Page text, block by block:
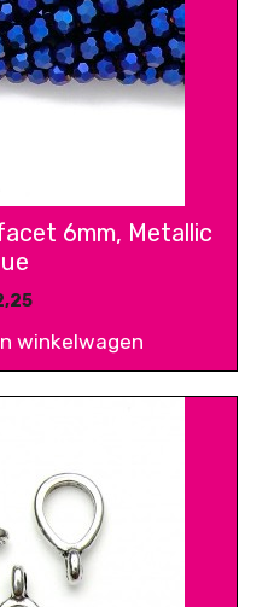
6mm, Metallic
winkelwagen